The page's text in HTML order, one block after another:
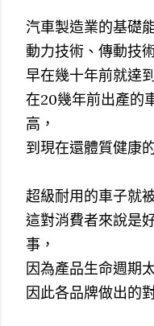
汽車製造業的基礎
動力技術、傳動技
早在幾十年前就達
在20幾年前出產的
高，
到現在還體質健康
超級耐用的車子就
這對消費者來說是
事，
因為產品生命週期
因此各品牌做出的